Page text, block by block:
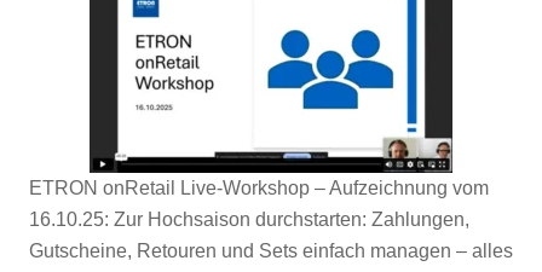
ETRON onRetail Live-Workshop – Aufzeichnung vom
16.10.25: Zur Hochsaison durchstarten: Zahlungen,
Gutscheine, Retouren und Sets einfach managen – alles